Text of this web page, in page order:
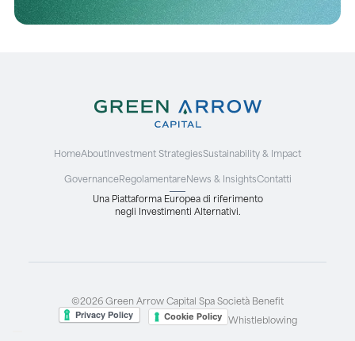
HomeAboutInvestment StrategiesSustainability & Impact
GovernanceRegolamentareNews & InsightsContatti
Una Piattaforma Europea di riferimento
negli Investimenti Alternativi.
©2026 Green Arrow Capital Spa Società Benefit
Cookie Policy Whistleblowing